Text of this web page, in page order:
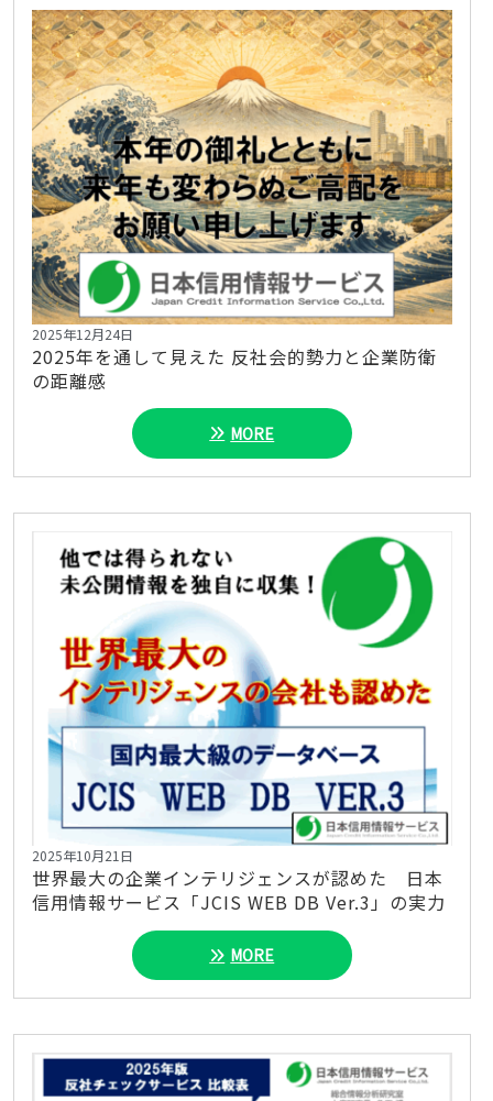
2025年12月24日
2025年を通して見えた 反社会的勢力と企業防衛
の距離感
MORE
2025年10月21日
世界最大の企業インテリジェンスが認めた 日本
信用情報サービス「JCIS WEB DB Ver.3」の実力
MORE